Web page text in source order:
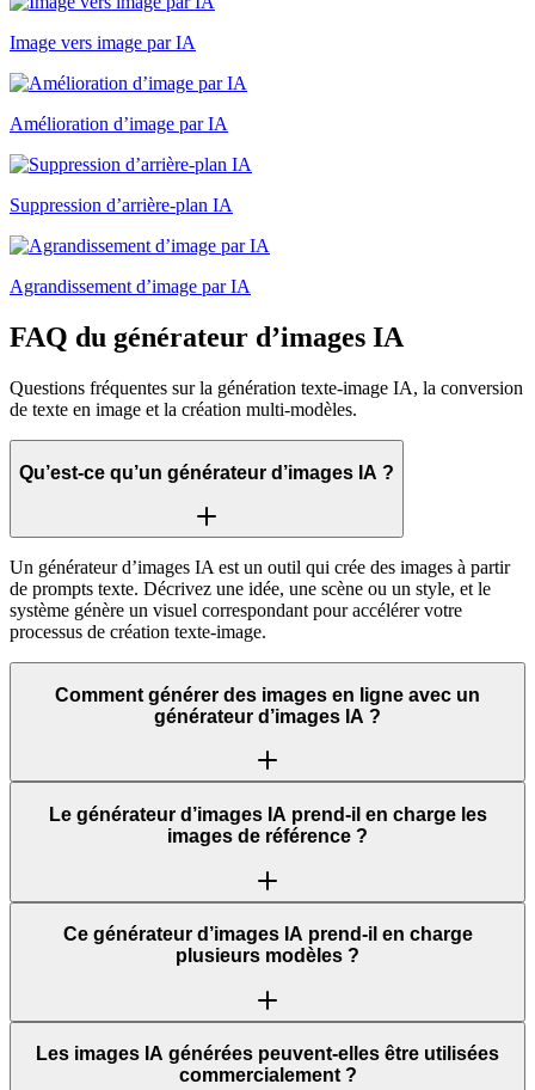
Image vers image par IA
Amélioration d’image par IA
Suppression d’arrière-plan IA
Agrandissement d’image par IA
FAQ du générateur d’images IA
Questions fréquentes sur la génération texte-image IA, la conversion
de texte en image et la création multi-modèles.
Qu’est-ce qu’un générateur d’images IA ?
Un générateur d’images IA est un outil qui crée des images à partir
de prompts texte. Décrivez une idée, une scène ou un style, et le
système génère un visuel correspondant pour accélérer votre
processus de création texte-image.
Comment générer des images en ligne avec un
générateur d’images IA ?
Le générateur d’images IA prend-il en charge les
images de référence ?
Ce générateur d’images IA prend-il en charge
plusieurs modèles ?
Les images IA générées peuvent-elles être utilisées
commercialement ?